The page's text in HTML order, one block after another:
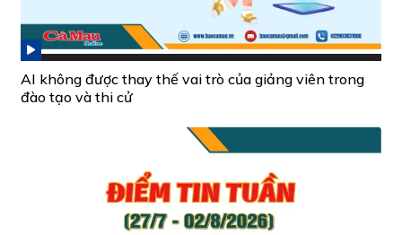
AI không được thay thế vai trò của giảng viên trong
đào tạo và thi cử